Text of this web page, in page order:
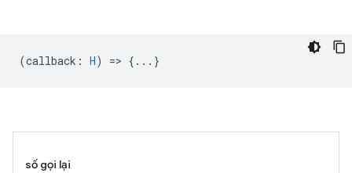
(callback : H) => {...}
số gọi lại